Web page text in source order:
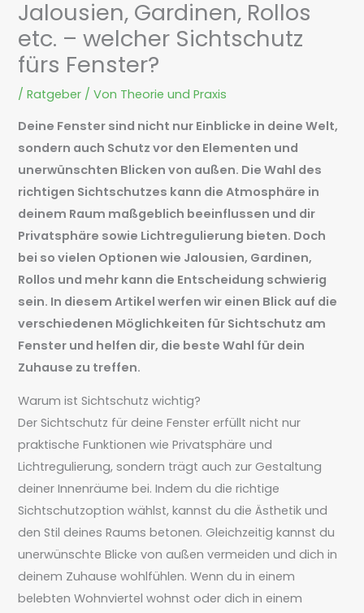
Jalousien, Gardinen, Rollos
etc. – welcher Sichtschutz
fürs Fenster?
/Ratgeber / Von Theorie und Praxis
Deine Fenster sind nicht nur Einblicke in deine Welt,
sondern auch Schutz vor den Elementen und
unerwünschten Blicken von außen. Die Wahl des
richtigen Sichtschutzes kann die Atmosphäre in
deinem Raum maßgeblich beeinflussen und dir
Privatsphäre sowie Lichtregulierung bieten. Doch
bei so vielen Optionen wie Jalousien, Gardinen,
Rollos und mehr kann die Entscheidung schwierig
sein. In diesem Artikel werfen wir einen Blick auf die
verschiedenen Möglichkeiten für Sichtschutz am
Fenster und helfen dir, die beste Wahl für dein
Zuhause zu treffen.
Warum ist Sichtschutz wichtig?
Der Sichtschutz für deine Fenster erfüllt nicht nur
praktische Funktionen wie Privatsphäre und
Lichtregulierung, sondern trägt auch zur Gestaltung
deiner Innenräume bei. Indem du die richtige
Sichtschutzoption wählst, kannst du die Ästhetik und
den Stil deines Raums betonen. Gleichzeitig kannst du
unerwünschte Blicke von außen vermeiden und dich in
deinem Zuhause wohlfühlen. Wenn du in einem
belebten Wohnviertel wohnst oder dich in einem